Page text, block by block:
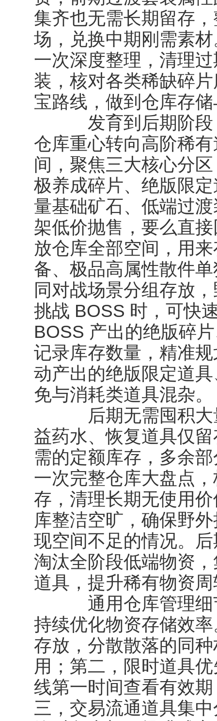
集齐也无需长期留存
场，兑换中期刚需素
一次深度整理，清理
装，核对各类稀缺碎
宝路线，做到仓库存
发育到后期阶段，
仓库重心转向高阶稀
间，聚焦三大核心分
极养成碎片、绝版限
量基础矿石、低端过
架低价抛售，要么直
放仓库全部空间，用
备、极品高属性散件
同对战场景分组存放
挑战 BOSS 时，可快
BOSS 产出的绝版碎
记录库存数量，精准
动产出的绝版限定道
免与消耗类道具混杂。
后期无需囤积大量
益药水、恢复道具仅
需的定额库存，多余
一次完整仓库大盘点
存，清理长期无使用
库整洁空旷，确保野
现空间不足的情况。
淘汰全阶段低端物资
道具，提升稀有物资
通用仓库管理细节
持续优化物资存储效
存放，分散散落的同
用；第二，限时道具
线第一时间查看有效
三，交易流通道具集